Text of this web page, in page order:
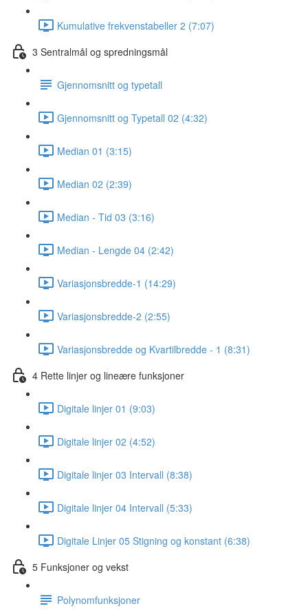
Kumulative frekvenstabeller 2 (7:07)
3 Sentralmål og spredningsmål
Gjennomsnitt og typetall
Gjennomsnitt og Typetall 02 (4:32)
Median 01 (3:15)
Median 02 (2:39)
Median - Tid 03 (3:16)
Median - Lengde 04 (2:42)
Variasjonsbredde-1 (14:29)
Variasjonsbredde-2 (2:55)
Variasjonsbredde og Kvartilbredde - 1 (8:31)
4 Rette linjer og lineære funksjoner
Digitale linjer 01 (9:03)
Digitale linjer 02 (4:52)
Digitale linjer 03 Intervall (8:38)
Digitale linjer 04 Intervall (5:33)
Digitale Linjer 05 Stigning og konstant (6:38)
5 Funksjoner og vekst
Polynomfunksjoner